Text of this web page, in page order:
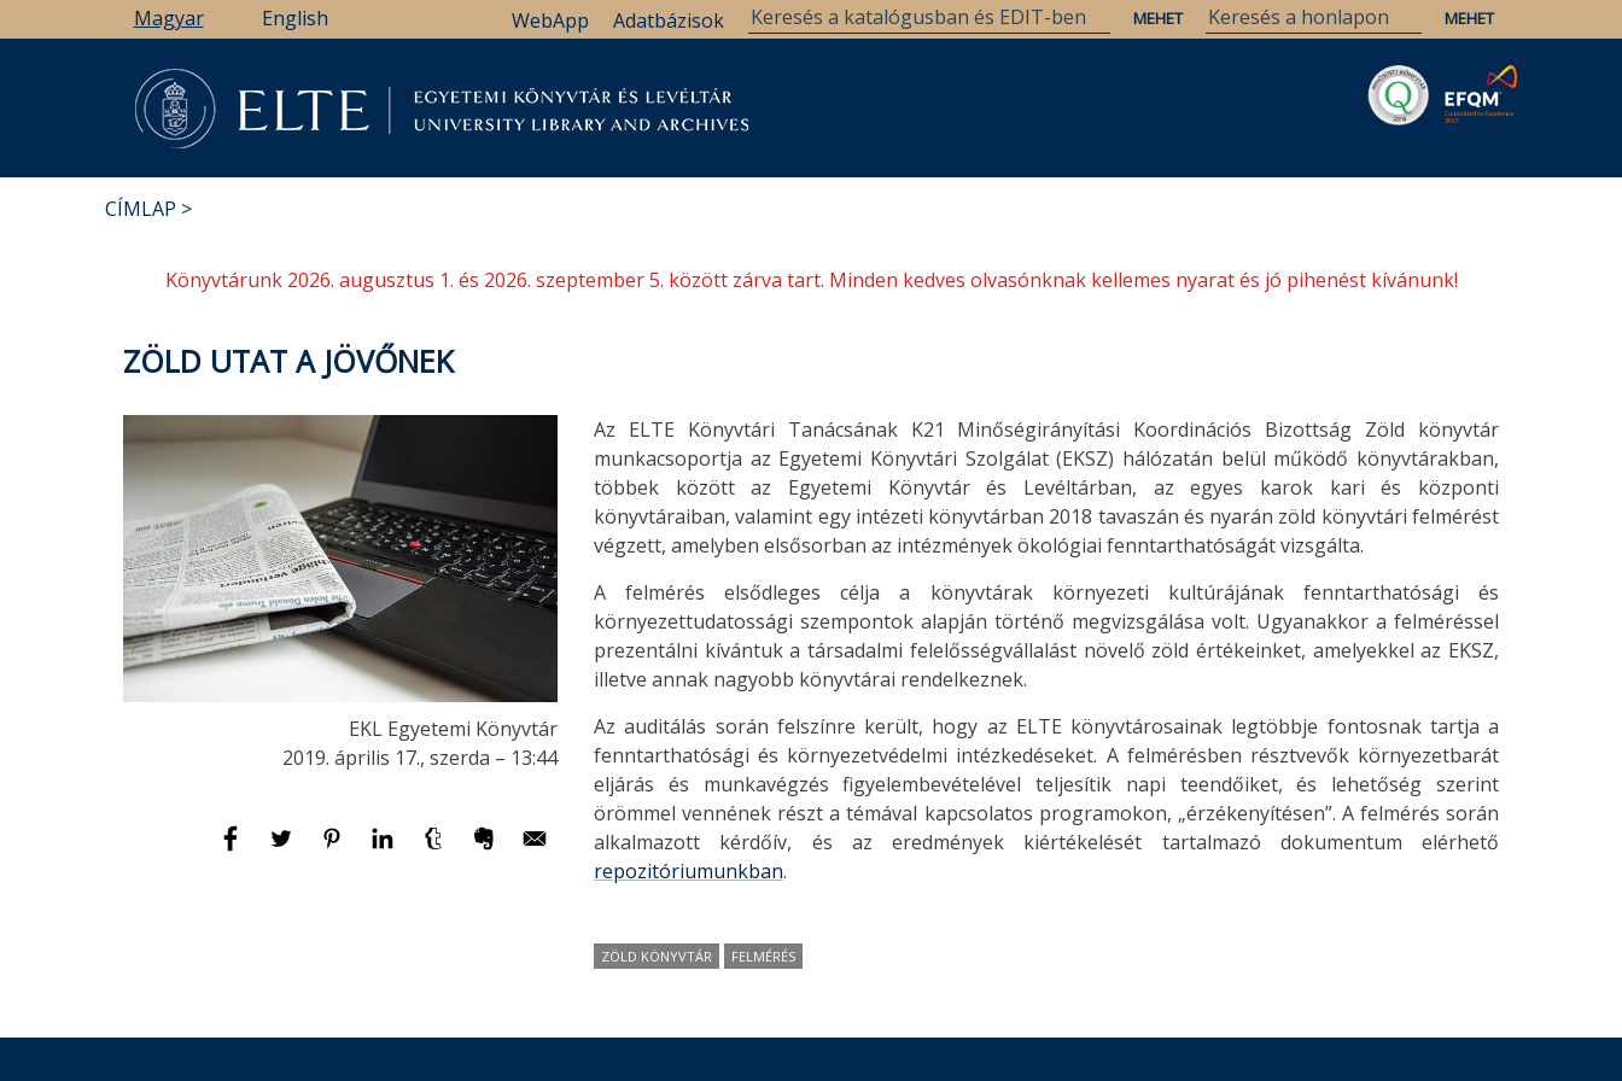
a
Magyar English Adatbázisok
WebApp
CÍMLAP
Könyvtárunk 2026. augusztus 1. és 2026. szeptember 5. között zárva tart. Minden kedves olvasónknak kellemes nyarat és jó pihenést kívánunk!
ZÖLD UTAT A JÖVŐNEK
EKL Egyetemi Könyvtár
2019. április 17., szerda – 13:44
Az ELTE Könyvtári Tanácsának K21 Minőségirányítási Koordinációs Bizottság Zöld könyvtár
munkacsoportja az Egyetemi Könyvtári Szolgálat (EKSZ) hálózatán belül működő könyvtárakban,
többek között az Egyetemi Könyvtár és Levéltárban, az egyes karok kari és központi
könyvtáraiban, valamint egy intézeti könyvtárban 2018 tavaszán és nyarán zöld könyvtári felmérést
végzett, amelyben elsősorban az intézmények ökológiai fenntarthatóságát vizsgálta.
A felmérés elsődleges célja a könyvtárak környezeti kultúrájának fenntarthatósági és
környezettudatossági szempontok alapján történő megvizsgálása volt. Ugyanakkor a felméréssel
prezentálni kívántuk a társadalmi felelősségvállalást növelő zöld értékeinket, amelyekkel az EKSZ,
illetve annak nagyobb könyvtárai rendelkeznek.
Az auditálás során felszínre került, hogy az ELTE könyvtárosainak legtöbbje fontosnak tartja a
fenntarthatósági és környezetvédelmi intézkedéseket. A felmérésben résztvevők környezetbarát
eljárás és munkavégzés figyelembevételével teljesítik napi teendőiket, és lehetőség szerint
örömmel vennének részt a témával kapcsolatos programokon, „érzékenyítésen”. A felmérés során
alkalmazott kérdőív, és az eredmények kiértékelését tartalmazó dokumentum elérhető
repozitóriumunkban.
ZÖLD KÖNYVTÁR FELMÉRÉS